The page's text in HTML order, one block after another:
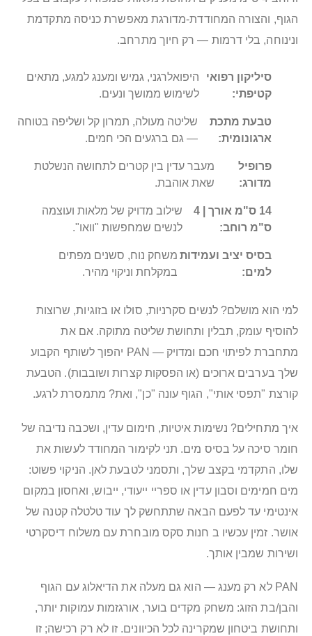
הגוף, והצורה המחודדת-מדורגת מאפשרת כניסה מתקדמת
ונינוחה, בלי דרמות — רק חיוך מתרחב.
סיליקון רפואי
קטיפתי:
היפואלרגני, גמיש ומענג למגע, מתאים
לשימוש ממושך ונעים.
טבעת מתכת
ארגונומית:
שליטה מעולה, תמרון קל ושליפה בטוחה
— גם ברגעים הכי חמים.
פרופיל
מדורג:
מעבר עדין בין קטרים לתחושה הנשלטת
שאת אוהבת.
14 ס"מ אורך | 4
ס"מ רוחב:
שילוב מדויק של מלאות ועוצמה
לנשים שמחפשות "וואו".
בסיס יציב ועמידות
למים:
משחק נוח, סשנים מפתים
במקלחת וניקוי מהיר.
למי הוא מושלם? לנשים סקרניות, סולו או בזוגיות, שרוצות
להוסיף עומק, תבלין ותחושת שליטה מתוקה. אם את
מתחברת לפיתוי חכם ומדויק — PAN יהפוך לשותף הקבוע
שלך בערבים ארוכים (או הפסקות קצרות ושובבות). הטבעת
קורצת "תפסי אותי", הגוף עונה "כן", ואת? מתמסרת לרגע.
איך מתחילים? נשימות איטיות, חימום עדין, ושכבה נדיבה של
חומר סיכה על בסיס מים. תני לקימור המחודד לעשות את
שלו, התקדמי בקצב שלך, ותסמני לטבעת לאן. הניקוי פשוט:
מים חמימים וסבון עדין או ספריי ייעודי, ייבוש, ואחסון במקום
אינטימי עד לפעם הבאה שתתחשק לך עוד טלטלה קטנה של
אושר. זמין עכשיו ב חנות סקס מובחרת עם משלוח דיסקרטי
ושירות שמבין אותך.
PAN לא רק מענג — הוא גם מעלה את הדיאלוג עם הגוף
והבן/בת הזוג: משחק מקדים בוער, אורגזמות עמוקות יותר,
ותחושת ביטחון שמקרינה לכל הכיוונים. זו לא רק רכישה; זו